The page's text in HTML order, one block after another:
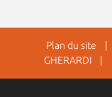
Plan du site |
GHERARDI |